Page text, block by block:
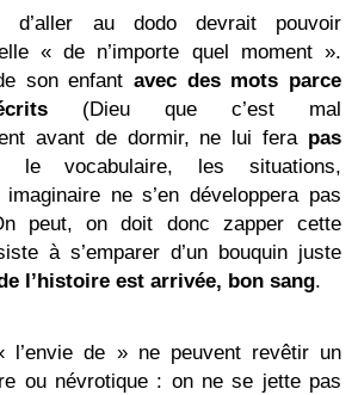
d’aller au dodo devrait pouvoir
« de n’importe quel moment ».
son enfant avec des mots parce
(Dieu que c’est mal
avant de dormir, ne lui fera pas
le vocabulaire, les situations,
imaginaire ne s’en développera pas
peut, on doit donc zapper cette
à s’emparer d’un bouquin juste
l’histoire est arrivée, bon sang.
l’envie de » ne peuvent revêtir un
ou névrotique : on ne se jette pas